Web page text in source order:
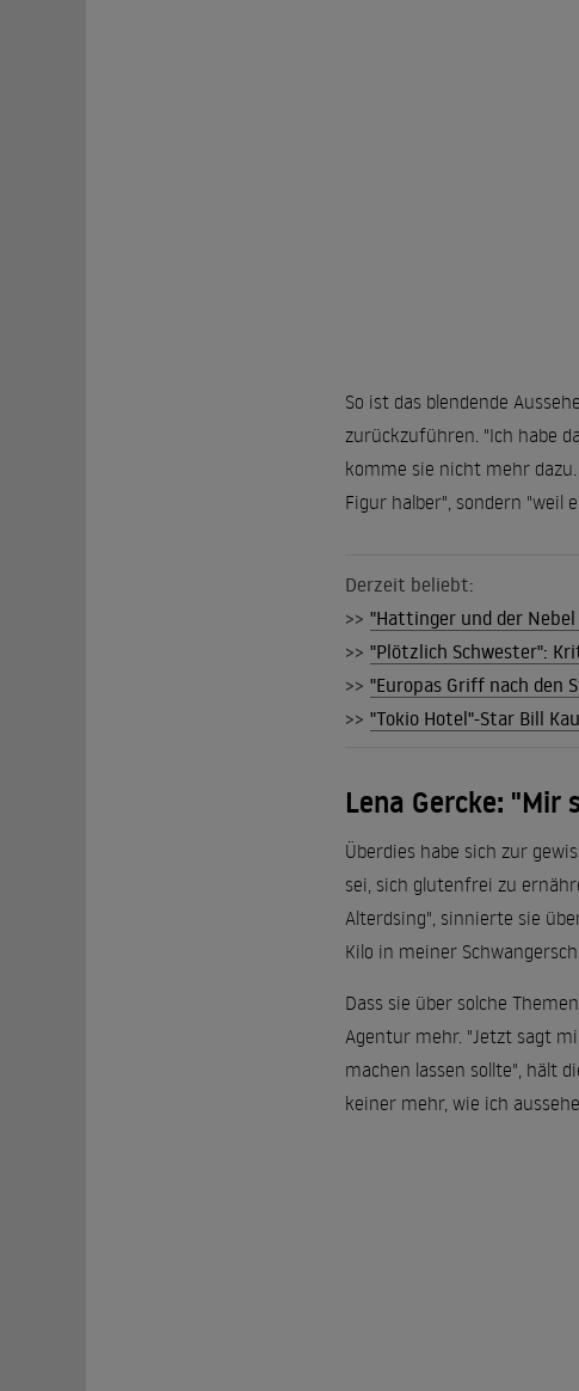
So ist das blendende
zurückzuführen. "Ich habe
komme sie nicht mehr
Figur halber", sondern "weil
Derzeit beliebt:
>> "Hattinger und der
>> "Plötzlich Schwester":
>> "Europas Griff nach den
>> "Tokio Hotel"-Star Bill
Lena Gercke:
Überdies habe sich zur
sei, sich glutenfrei zu
Alterdsing", sinnierte sie
Kilo in meiner
Dass sie über solche
Agentur mehr. "Jetzt sagt
machen lassen sollte", hält
keiner mehr, wie ich